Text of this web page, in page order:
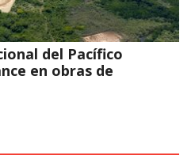
del Pacífico
en obras de